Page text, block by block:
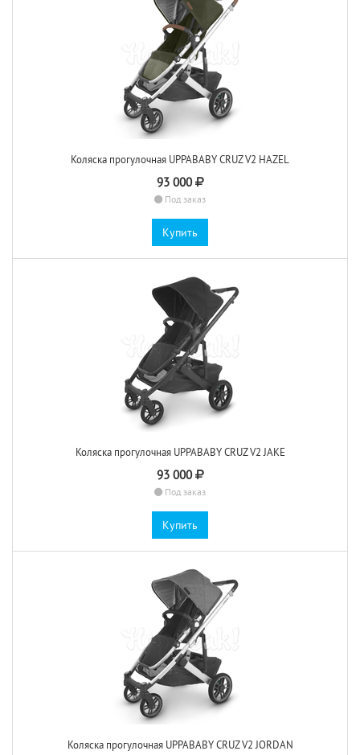
Коляска прогулочная UPPABABY CRUZ V2 HAZEL
93 000
Под заказ
Купить
Коляска прогулочная UPPABABY CRUZ V2 JAKE
93 000
Под заказ
Купить
Коляска прогулочная UPPABABY CRUZ V2 JORDAN